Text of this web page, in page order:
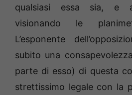
qualsiasi essa sia, e
visionando le
L’esponente
subito una
parte di esso) di questa
strettissimo legale con la